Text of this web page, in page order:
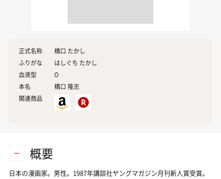
正式名称
橋口 たかし
ふりがな
はしぐち たかし
血液型
O
本名
橋口 隆志
関連商品
概要
日本の漫画家。男性。1987年講談社ヤングマガジン月刊新人賞受賞。